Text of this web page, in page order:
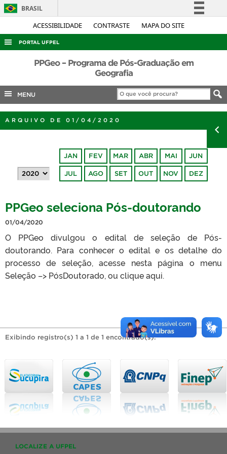
ACESSIBILIDADE CONTRASTE MAPA DO SITE
BRASIL
Simplifique!
Acesso à informação
Legislação
Canais
PORTAL UFPEL
ACESSO À INFORMAÇÃO
COBALTO
CONCURSOS
PORTARIAS
PPGeo – Programa de Pós-Graduação em
Geografia
MENU
ARQUIVO DE 01/04/2020
JAN FEV MAR ABR MAI JUN
JUL AGO SET OUT NOV DEZ
PPGeo seleciona Pós-doutorando
01/04/2020
O PPGeo divulgou o edital de seleção de Pós-
doutorando. Para conhecer o edital e os detalhe do
processo de seleção, acesse nesta página o menu
Seleção –> PósDoutorado, ou clique aqui.
Exibindo registro(s) 1 a 1 de 1 encontrado(s).
LOCALIZE A UFPEL